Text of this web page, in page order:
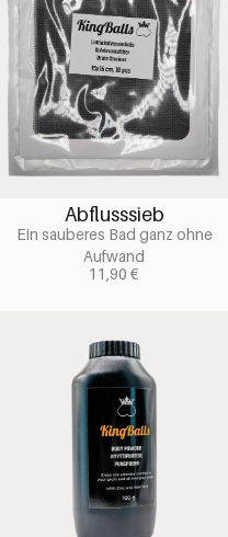
Abflusssieb
Ein sauberes Bad ganz ohne
Aufwand
11,90 €